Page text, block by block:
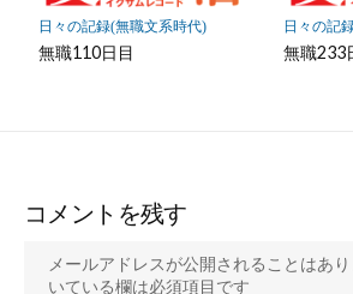
日々の記録(無職文系時代)
無職110日目
日々の記
無職233
コメントを残す
メールアドレスが公開されることはあり
いている欄は必須項目です